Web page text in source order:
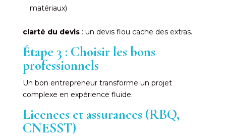
matériaux)
clarté du devis: un devis flou cache des extras.
Étape 3 : Choisir les bons
professionnels
Un bon entrepreneur transforme un projet
complexe en expérience fluide.
Licences et assurances (RBQ,
CNESST)